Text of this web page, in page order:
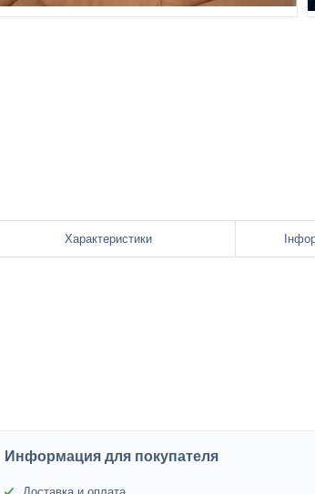
Характеристики
Информация для покупателя